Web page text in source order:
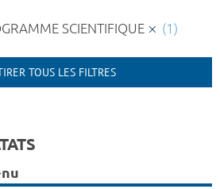
SCIENTIFIQUE (1)
TOUS LES FILTRES